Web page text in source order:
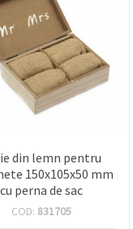
din lemn pentru
150x105x50 mm
cu perna de sac
COD: 831705